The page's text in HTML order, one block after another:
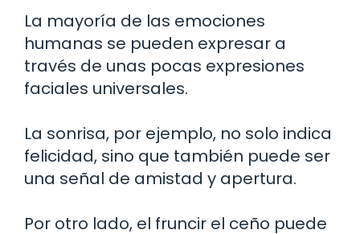
La mayoría de las emociones
humanas se pueden expresar a
través de unas pocas expresiones
faciales universales.
La sonrisa, por ejemplo, no solo indica
felicidad, sino que también puede ser
una señal de amistad y apertura.
Por otro lado, el fruncir el ceño puede